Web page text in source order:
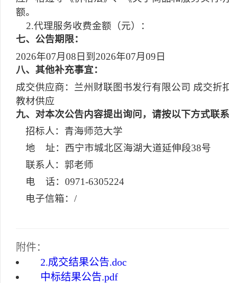
额。
2.代理服务收费金额（元）：
七、公告期限：
2026年07月08日到2026年07月09日
八、其他补充事宜：
成交供应商：兰州财联图书发行有限公司 成交折
教材供应
九、对本次公告内容提出询问，请按以下方式联
招标人：青海师范大学
地 址：西宁市城北区海湖大道延伸段38号
联系人：郭老师
电 话：0971-6305224
电子信箱：/
附件：
2.成交结果公告.doc
中标结果公告.pdf